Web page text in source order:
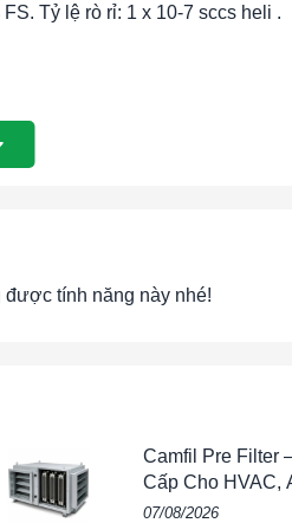
Tỷ lệ rò rỉ: 1 x 10-7 sccs heli .
cao.
được tính năng này nhé!
Camfil Pre Filter
Cấp Cho HVAC,
Hệ Thống Thông
07/08/2026